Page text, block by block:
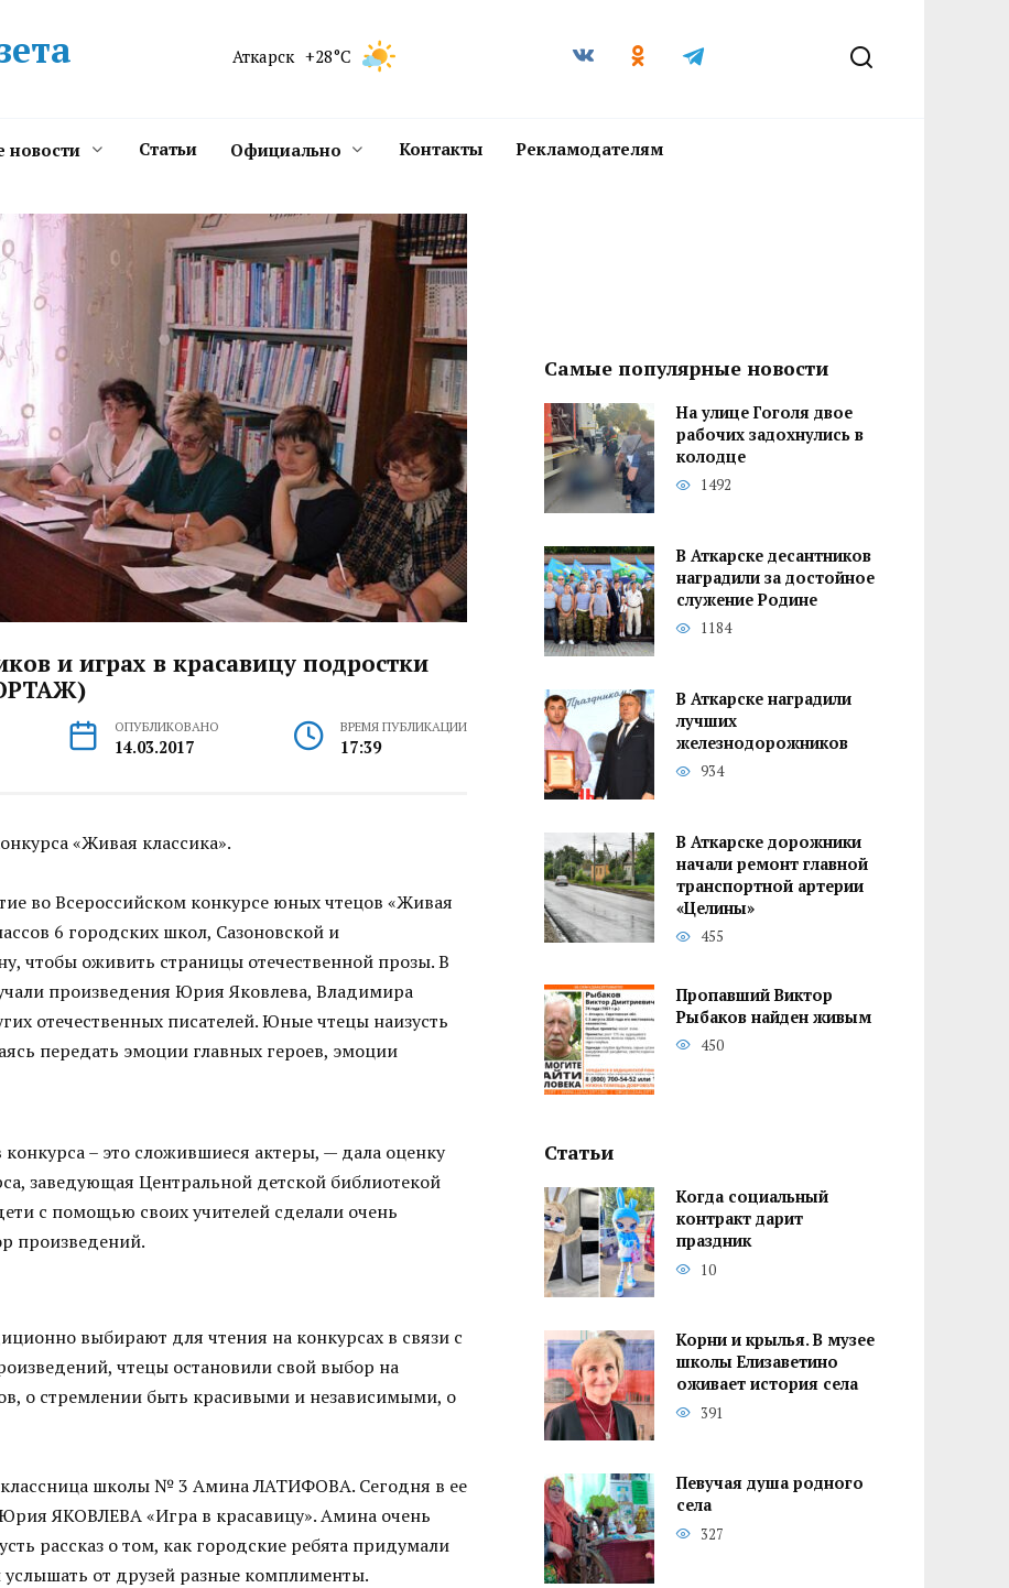
Аткарск +28°C
новости Статьи Официально Контакты Рекламодателям
и играх в красавицу подростки
ОПУБЛИКОВАНО
14.03.2017
ВРЕМЯ ПУБЛИКАЦИИ
17:39
«Живая классика».
во Всероссийском конкурсе юных чтецов «Живая
6 городских школ, Сазоновской и
чтобы оживить страницы отечественной прозы. В
произведения Юрия Яковлева, Владимира
отечественных писателей. Юные чтецы наизусть
передать эмоции главных героев, эмоции
– это сложившиеся актеры, — дала оценку
заведующая Центральной детской библиотекой
с помощью своих учителей сделали очень
произведений.
выбирают для чтения на конкурсах в связи с
чтецы остановили свой выбор на
о стремлении быть красивыми и независимыми, о
школы № 3 Амина ЛАТИФОВА. Сегодня в ее
ЯКОВЛЕВА «Игра в красавицу». Амина очень
рассказ о том, как городские ребята придумали
от друзей разные комплименты.
Самые популярные новости
На улице Гоголя двое
рабочих задохнулись в
колодце
1492
В Аткарске десантников
наградили за достойное
служение Родине
1184
В Аткарске наградили
лучших
железнодорожников
934
В Аткарске дорожники
начали ремонт главной
транспортной артерии
«Целины»
455
Пропавший Виктор
Рыбаков найден живым
450
Статьи
Когда социальный
контракт дарит
праздник
10
Корни и крылья. В музее
школы Елизаветино
оживает история села
391
Певучая душа родного
села
327